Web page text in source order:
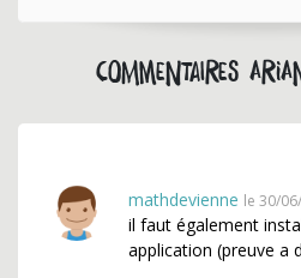
Commentaires
mathdevienne le 30/
il faut également
application (preuve a